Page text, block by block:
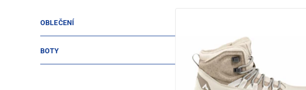
OBLEČENÍ
BOTY